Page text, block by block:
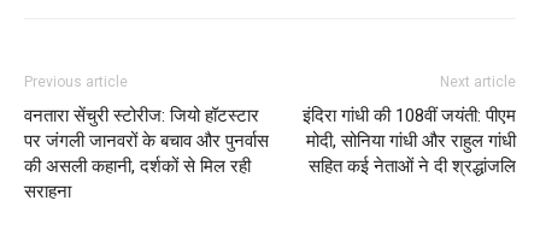
Previous article
वनतारा सेंचुरी स्टोरीज: जियो हॉटस्टार
पर जंगली जानवरों के बचाव और पुनर्वास
की असली कहानी, दर्शकों से मिल रही
सराहना
Next article
इंदिरा गांधी की 108वीं जयंती: पीएम
मोदी, सोनिया गांधी और राहुल गांधी
सहित कई नेताओं ने दी श्रद्धांजलि